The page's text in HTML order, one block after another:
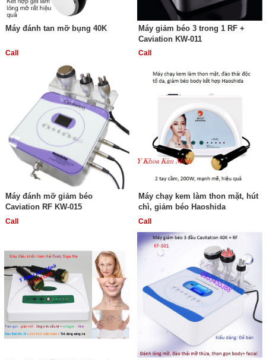
Máy đánh tan mỡ bụng 40K
Call
Máy giảm béo 3 trong 1 RF +
Caviation KW-011
Call
Máy đánh mỡ giảm béo
Caviation RF KW-015
Call
Máy chạy kem làm thon mặt, hút
chì, giảm béo Haoshida
Call